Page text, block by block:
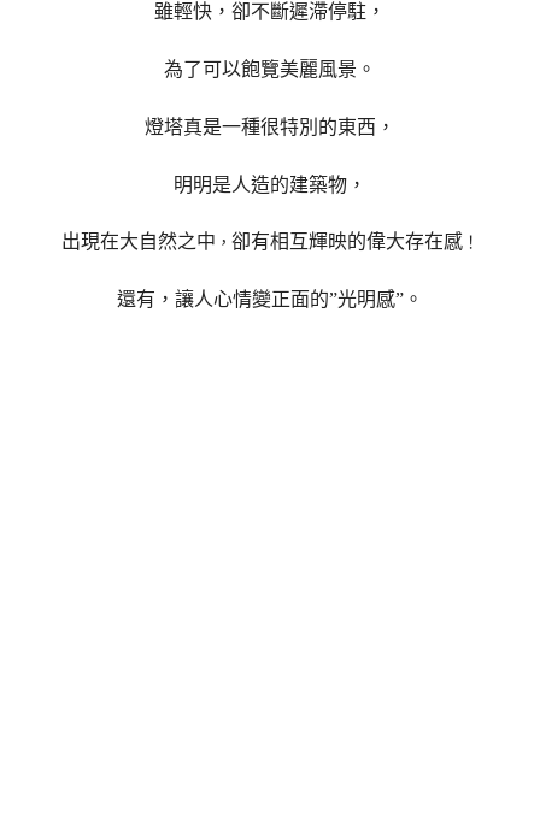
雖輕快，卻不斷遲滯停駐，
為了可以飽覽美麗風景。
燈塔真是一種很特別的東西，
明明是人造的建築物，
出現在大自然之中 ， 卻有相互輝映的偉大存在感 ！
還有，讓人心情變正面的”光明感”。